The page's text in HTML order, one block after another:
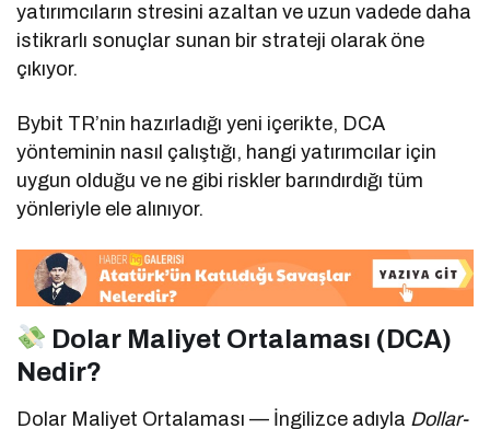
yatırımcıların stresini azaltan ve uzun vadede daha
istikrarlı sonuçlar sunan bir strateji olarak öne
çıkıyor.
Bybit TR’nin hazırladığı yeni içerikte, DCA
yönteminin nasıl çalıştığı, hangi yatırımcılar için
uygun olduğu ve ne gibi riskler barındırdığı tüm
yönleriyle ele alınıyor.
Dolar Maliyet Ortalaması (DCA)
Nedir?
Dolar Maliyet Ortalaması — İngilizce adıyla Dollar-